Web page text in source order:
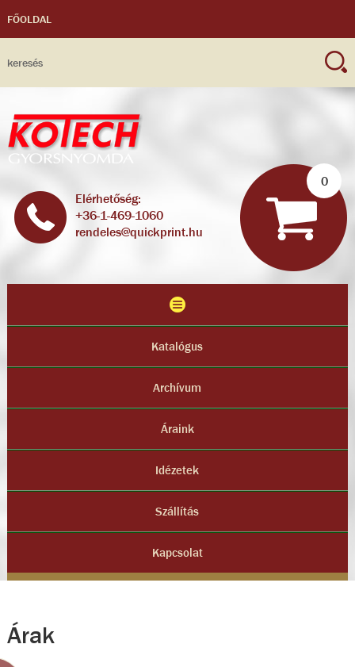
FŐOLDAL
Elérhetőség:
+36-1-469-1060
rendeles@quickprint.hu
0
Katalógus
Archívum
Áraink
Idézetek
Szállítás
Kapcsolat
Árak